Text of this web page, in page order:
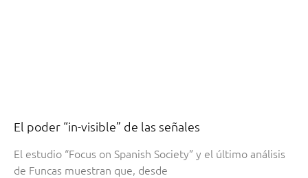
El poder “in-visible” de las señales
El estudio “Focus on Spanish Society” y el último análisis
de Funcas muestran que, desde